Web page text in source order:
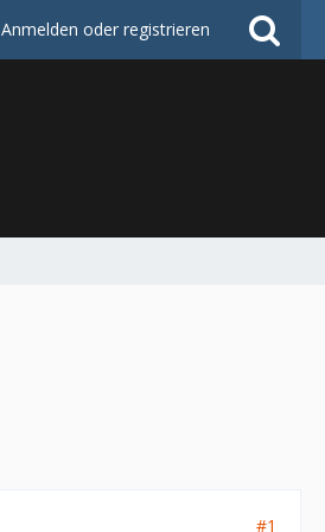
Anmelden oder registrieren
#1